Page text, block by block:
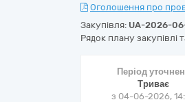
Оголошення про
Закупівля: UA-2026-
Рядок плану закупівлі
Період
Триває
з 04-06-2026,